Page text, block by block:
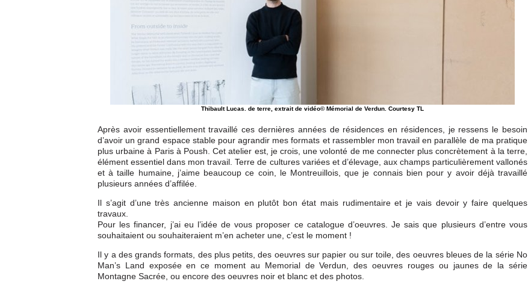
Thibault Lucas. de terre, extrait de vidéo© Mémorial de Verdun. Courtesy TL
Après avoir essentiellement travaillé ces dernières années de résidences en résidences, je ressens le besoin
d’avoir un grand espace stable pour agrandir mes formats et rassembler mon travail en parallèle de ma pratique
plus urbaine à Paris à Poush. Cet atelier est, je crois, une volonté de me connecter plus concrètement à la terre,
élément essentiel dans mon travail. Terre de cultures variées et d’élevage, aux champs particulièrement vallonés
et à taille humaine, j’aime beaucoup ce coin, le Montreuillois, que je connais bien pour y avoir déjà travaillé
plusieurs années d’affilée.
Il s’agit d’une très ancienne maison en plutôt bon état mais rudimentaire et je vais devoir y faire quelques
travaux.
Pour les financer, j’ai eu l’idée de vous proposer ce catalogue d’oeuvres. Je sais que plusieurs d’entre vous
souhaitaient ou souhaiteraient m’en acheter une, c’est le moment !
Il y a des grands formats, des plus petits, des oeuvres sur papier ou sur toile, des oeuvres bleues de la série No
Man’s Land exposée en ce moment au Memorial de Verdun, des oeuvres rouges ou jaunes de la série
Montagne Sacrée, ou encore des oeuvres noir et blanc et des photos.